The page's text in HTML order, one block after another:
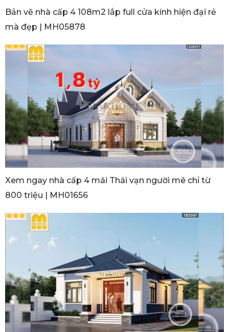
Bản vẽ nhà cấp 4 108m2 lắp full cửa kính hiện đại rẻ
mà đẹp | MH05878
Xem ngay nhà cấp 4 mái Thái vạn người mê chỉ từ
800 triệu | MH01656